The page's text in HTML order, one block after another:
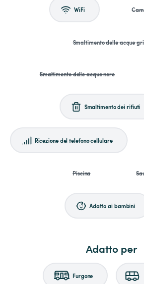
WiFi
Smaltimento delle acque
Smaltimento delle acque nere
Smaltimento dei rifiuti
Ricezione del telefono cellulare
Piscina
Adatto ai bambini
Adatto per
Furgone